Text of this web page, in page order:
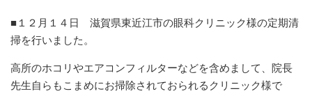
■１２月１４日 滋賀県東近江市の眼科クリニック様の定期清
掃を行いました。
高所のホコリやエアコンフィルターなどを含めまして、院長
先生自らもこまめにお掃除されておられるクリニック様で